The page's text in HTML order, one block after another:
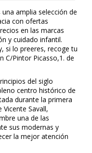
amplia selección de
con ofertas
en las marcas
y cuidado infantil.
si lo prefieres, recoge tu
C/Pintor Picasso,1. de
del siglo
centro histórico de
durante la primera
Savall,
una de las
sus modernas y
la mejor atención